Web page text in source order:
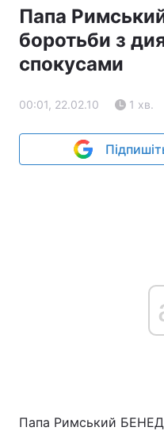
Папа
боротьби з
спокусами
00:01, 22.02.10 1 хв.
Папа Римський